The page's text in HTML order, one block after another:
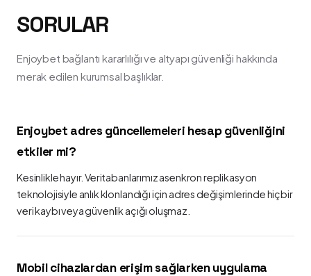
SORULAR
Enjoybet bağlantı kararlılığı ve altyapı güvenliği hakkında
merak edilen kurumsal başlıklar.
Enjoybet adres güncellemeleri hesap güvenliğini
etkiler mi?
Kesinlikle hayır. Veritabanlarımız asenkron replikasyon
teknolojisiyle anlık klonlandığı için adres değişimlerinde hiçbir
veri kaybı veya güvenlik açığı oluşmaz.
Mobil cihazlardan erişim sağlarken uygulama